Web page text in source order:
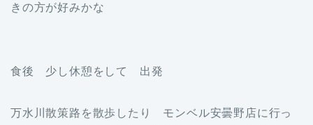
きの方が好みかな
食後 少し休憩をして 出発
万水川散策路を散歩したり モンベル安曇野店に行っ